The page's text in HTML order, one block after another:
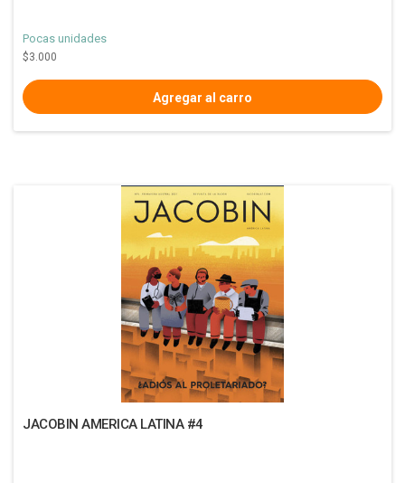
Pocas unidades
$3.000
JACOBIN AMERICA LATINA #4